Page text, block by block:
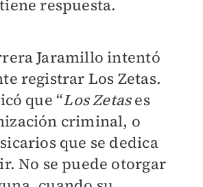
respuesta.
Jaramillo intentó
registrar Los Zetas.
que “Los Zetases
criminal, o
que se dedica
No se puede otorgar